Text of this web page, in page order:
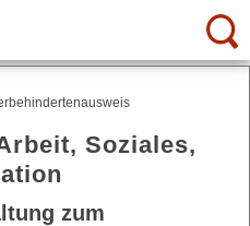
Soziales,
zum